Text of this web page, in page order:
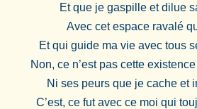
Et que je gaspille et dilue
Avec cet espace ravalé
Et qui guide ma vie avec tous
Non, ce n’est pas cette
Ni ses peurs que je cache et
C’est, ce fut avec ce moi qui